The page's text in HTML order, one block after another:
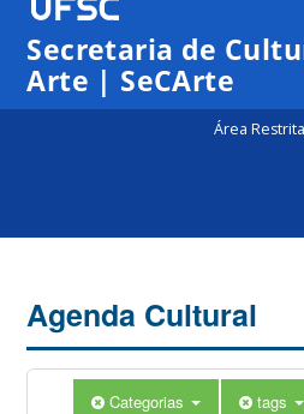
Secretaria de
Arte | SeCArte
Área Restrita
Agenda Cultural
Categorias tags